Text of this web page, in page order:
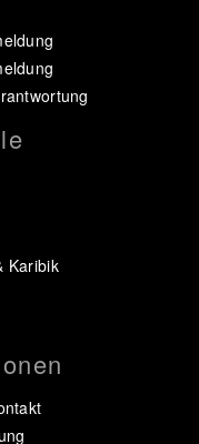
Karibik